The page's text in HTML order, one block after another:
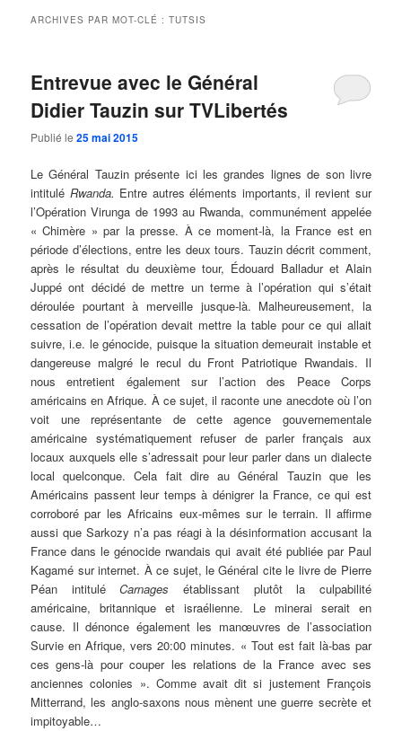
ARCHIVES PAR MOT-CLÉ :TUTSIS
Entrevue avec le Général
Didier Tauzin sur TVLibertés
Publié le25 mai 2015
Le Général Tauzin présente ici les grandes lignes de son livre
intitulé Rwanda. Entre autres éléments importants, il revient sur
l’Opération Virunga de 1993 au Rwanda, communément appelée
« Chimère » par la presse. À ce moment-là, la France est en
période d’élections, entre les deux tours. Tauzin décrit comment,
après le résultat du deuxième tour, Édouard Balladur et Alain
Juppé ont décidé de mettre un terme à l’opération qui s’était
déroulée pourtant à merveille jusque-là. Malheureusement, la
cessation de l’opération devait mettre la table pour ce qui allait
suivre, i.e. le génocide, puisque la situation demeurait instable et
dangereuse malgré le recul du Front Patriotique Rwandais. Il
nous entretient également sur l’action des Peace Corps
américains en Afrique. À ce sujet, il raconte une anecdote où l’on
voit une représentante de cette agence gouvernementale
américaine systématiquement refuser de parler français aux
locaux auxquels elle s’adressait pour leur parler dans un dialecte
local quelconque. Cela fait dire au Général Tauzin que les
Américains passent leur temps à dénigrer la France, ce qui est
corroboré par les Africains eux-mêmes sur le terrain. Il affirme
aussi que Sarkozy n’a pas réagi à la désinformation accusant la
France dans le génocide rwandais qui avait été publiée par Paul
Kagamé sur internet. À ce sujet, le Général cite le livre de Pierre
Péan intituléCarnagesétablissant plutôt la culpabilité
américaine, britannique et israélienne. Le minerai serait en
cause. Il dénonce également les manœuvres de l’association
Survie en Afrique, vers 20:00 minutes. « Tout est fait là-bas par
ces gens-là pour couper les relations de la France avec ses
anciennes colonies ». Comme avait dit si justement François
Mitterrand, les anglo-saxons nous mènent une guerre secrète et
impitoyable…